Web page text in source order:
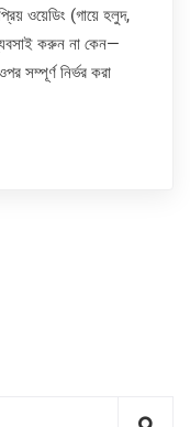
ওয়েডিং (গায়ে হলুদ,
ব্যবসাই করুন না কেন—
সম্পূর্ণ নির্ভর করা